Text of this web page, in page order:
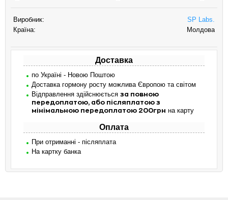
Виробник:
SP Labs.
Країна:
Молдова
Доставка
по Україні - Новою Поштою
Доставка гормону росту можлива Європою та світом
Відправлення здійснюється за повною
передоплатою, або післяплатою з
мінімальною передоплатою 200грн на карту
Оплата
При отриманні - післяплата
На картку банка